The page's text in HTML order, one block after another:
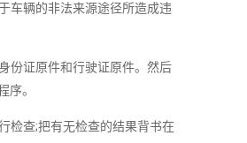
车辆的非法来源途径所造成违
份证原件和行驶证原件。然后
序。
检查;把有无检查的结果背书在